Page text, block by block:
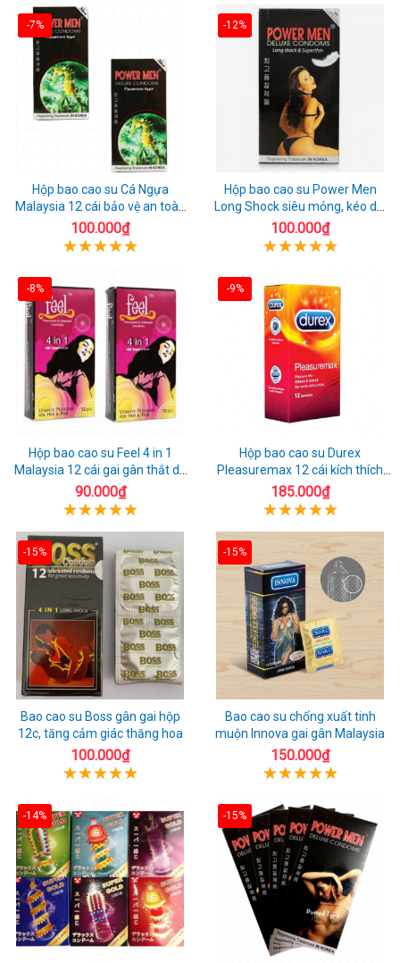
-7%
Hộp bao cao su Cá Ngựa
Malaysia 12 cái bảo vệ an toàn
tuyệt đối
100.000₫
-12%
Hộp bao cao su Power Men
Long Shock siêu mỏng, kéo dài
quan hệ thoải mái
100.000₫
-8%
Hộp bao cao su Feel 4 in 1
Malaysia 12 cái gai gân thắt dễ
sử dụng
90.000₫
-9%
Hộp bao cao su Durex
Pleasuremax 12 cái kích thích
tăng khoái cảm
185.000₫
-15%
Bao cao su Boss gân gai hộp
12c, tăng cảm giác thăng hoa
100.000₫
-15%
Bao cao su chống xuất tinh
muộn Innova gai gân Malaysia
150.000₫
-14% -15%